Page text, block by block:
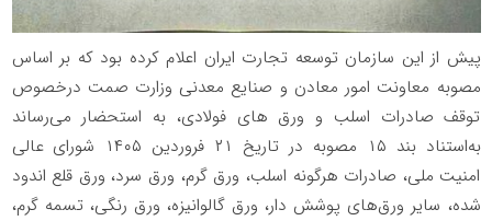
پیش از این سازمان توسعه تجارت ایران اعلام کرده بود که بر اساس
مصوبه معاونت امور معادن و صنایع معدنی وزارت صمت درخصوص
توقف صادرات اسلب و ورق های فولادی، به استحضار می‌رساند
به‌استناد بند ١٥ مصوبه در تاریخ ٢١ فروردین ١٤٠٥ شورای عالی
امنیت ملی، صادرات هرگونه اسلب، ورق گرم، ورق سرد، ورق قلع اندود
شده، سایر ورق‌های پوشش دار، ورق گالوانیزه، ورق رنگی، تسمه گرم،